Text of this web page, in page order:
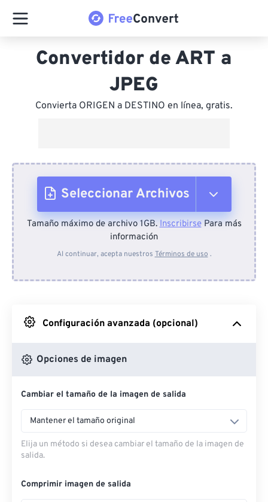
Convertidor de ART a
JPEG
Convierta ORIGEN a DESTINO en línea, gratis.
Seleccionar Archivos
Desde el dispositivo
Desde Google Drive
Desde OneDrive
Desde URL
Tamaño máximo de archivo 1GB.InscribirsePara más
información
Al continuar, acepta nuestros Términos de uso .
Configuración avanzada (opcional)
Opciones de imagen
Cambiar el tamaño de la imagen de salida
Mantener el tamaño original
Elija un método si desea cambiar el tamaño de la imagen de
salida.
Comprimir imagen de salida